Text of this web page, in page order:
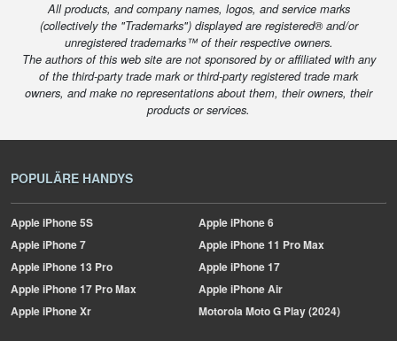
All products, and company names, logos, and service marks
(collectively the "Trademarks") displayed are registered® and/or
unregistered trademarks™ of their respective owners.
The authors of this web site are not sponsored by or affiliated with any
of the third-party trade mark or third-party registered trade mark
owners, and make no representations about them, their owners, their
products or services.
POPULÄRE HANDYS
AppleiPhone 5S AppleiPhone 6
AppleiPhone 7 AppleiPhone 11 Pro Max
AppleiPhone 13 Pro AppleiPhone 17
AppleiPhone 17 Pro Max AppleiPhone Air
AppleiPhone Xr MotorolaMoto G Play (2024)